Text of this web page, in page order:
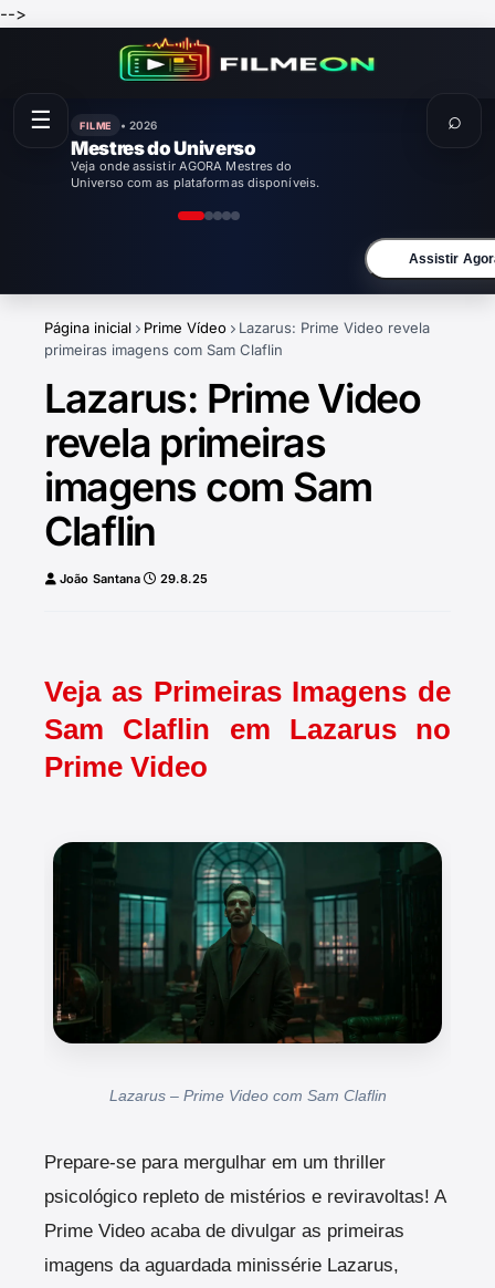
-->
FILME • 2026
Mestres do Universo
Veja onde assistir AGORA Mestres do
Universo com as plataformas disponíveis.
Assistir
Página inicial Prime Vídeo
Lazarus: Prime Video revela
primeiras imagens com Sam Claflin
Lazarus: Prime Video
revela primeiras
imagens com Sam
Claflin
João Santana 29.8.25
Veja as Primeiras Imagens de
Sam Claflin em Lazarus no
Prime Video
Lazarus – Prime Video com Sam Claflin
Prepare-se para mergulhar em um thriller
psicológico repleto de mistérios e reviravoltas! A
Prime Video acaba de divulgar as primeiras
imagens da aguardada minissérie Lazarus,
☰ ⌕